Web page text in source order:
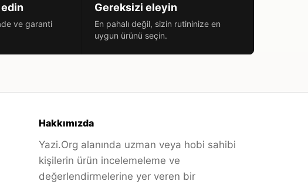
edin
ve garanti
Gereksizi eleyin
En pahalı değil, sizin rutininize en
uygun ürünü seçin.
Hakkımızda
Yazi.Org alanında uzman veya hobi sahibi
kişilerin ürün incelemeleme ve
değerlendirmelerine yer veren bir